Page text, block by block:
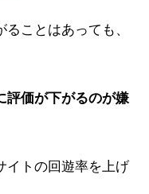
ことはあっても、
評価が下がるのが嫌
イトの回遊率を上げ